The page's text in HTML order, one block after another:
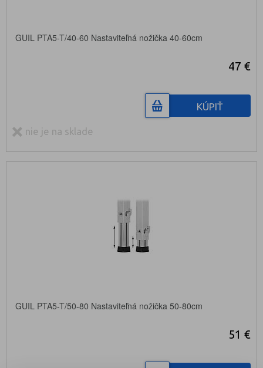
GUIL PTA5-T/40-60 Nastaviteľná nožička 40-60cm
47 €
KÚPIŤ
nie je na sklade
GUIL PTA5-T/50-80 Nastaviteľná nožička 50-80cm
51 €